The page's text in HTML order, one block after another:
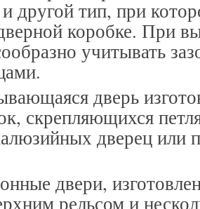
другой тип, при
коробке. При
учитывать
дверь
скрепляющихся
дверец или
двери,
рельсом и